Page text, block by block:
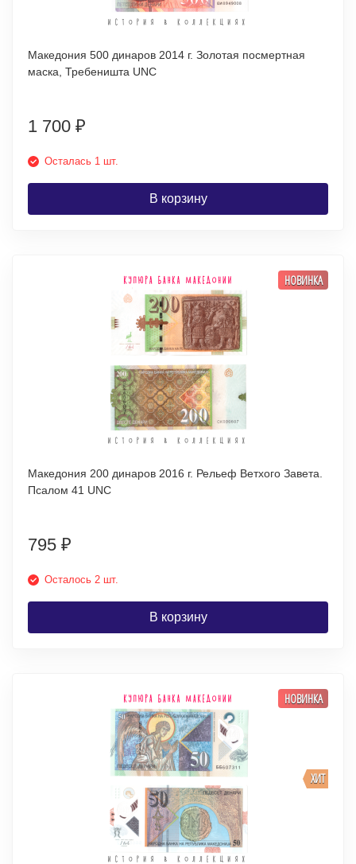
Македония 500 динаров 2014 г. Золотая посмертная
маска, Требеништа UNC
1 700 ₽
Осталась 1 шт.
В корзину
НОВИНКА
Македония 200 динаров 2016 г. Рельеф Ветхого Завета.
Псалом 41 UNC
795 ₽
Осталось 2 шт.
В корзину
ХИТ
НОВИНКА